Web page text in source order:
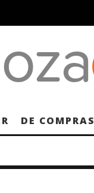
DE COMPRAS